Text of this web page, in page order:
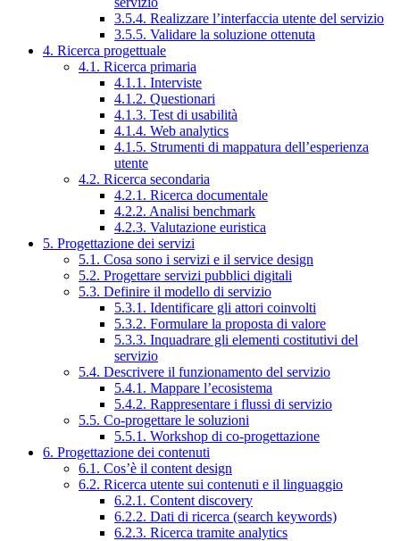
3.5.4. Realizzare l’interfaccia utente del servizio
3.5.5. Validare la soluzione ottenuta
4. Ricerca progettuale
4.1. Ricerca primaria
4.1.1. Interviste
4.1.2. Questionari
4.1.3. Test di usabilità
4.1.4. Web analytics
4.1.5. Strumenti di mappatura dell’esperienza
utente
4.2. Ricerca secondaria
4.2.1. Ricerca documentale
4.2.2. Analisi benchmark
4.2.3. Valutazione euristica
5. Progettazione dei servizi
5.1. Cosa sono i servizi e il service design
5.2. Progettare servizi pubblici digitali
5.3. Definire il modello di servizio
5.3.1. Identificare gli attori coinvolti
5.3.2. Formulare la proposta di valore
5.3.3. Inquadrare gli elementi costitutivi del
servizio
5.4. Descrivere il funzionamento del servizio
5.4.1. Mappare l’ecosistema
5.4.2. Rappresentare i flussi di servizio
5.5. Co-progettare le soluzioni
5.5.1. Workshop di co-progettazione
6. Progettazione dei contenuti
6.1. Cos’è il content design
6.2. Ricerca utente sui contenuti e il linguaggio
6.2.1. Content discovery
6.2.2. Dati di ricerca (search keywords)
6.2.3. Ricerca tramite analytics